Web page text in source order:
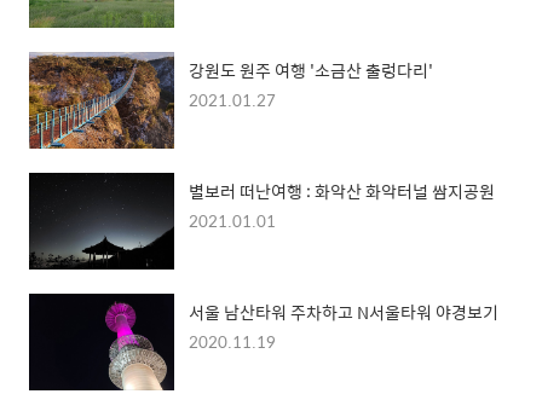
강원도 원주 여행 '소금산 출렁다리'
2021.01.27
별보러 떠난여행 : 화악산 화악터널 쌈지공원
2021.01.01
서울 남산타워 주차하고 N서울타워 야경보기
2020.11.19